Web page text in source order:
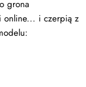
grona
online... i czerpią z